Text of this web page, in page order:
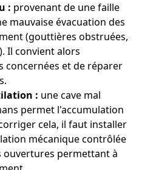
: provenant de une faille
mauvaise évacuation des
(gouttières obstruées,
Il convient alors
concernées et de réparer
: une cave mal
permet l'accumulation
cela, il faut installer
mécanique contrôlée
ouvertures permettant à